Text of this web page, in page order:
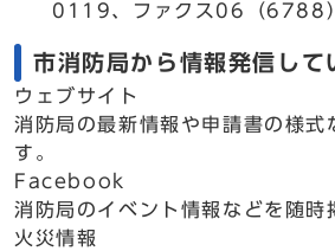
0119、ファクス06（6788
市消防局から情報発信して
ウェブサイト
消防局の最新情報や申請書の様式
す。
Facebook
消防局のイベント情報などを随時
火災情報